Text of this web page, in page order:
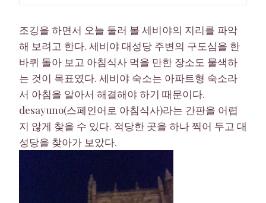
조깅을 하면서 오늘 둘러 볼 세비야의 지리를 파악
해 보려고 한다. 세비야 대성당 주변의 구도심을 한
바퀴 돌아 보고 아침식사 먹을 만한 장소도 물색하
는 것이 목표였다. 세비야 숙소는 아파트형 숙소라
서 아침을 알아서 해결해야 하기 때문이다.
desayuno(스페인어로 아침식사)라는 간판을 어렵
지 않게 찾을 수 있다. 적당한 곳을 하나 찍어 두고 대
성당을 찾아가 보았다.